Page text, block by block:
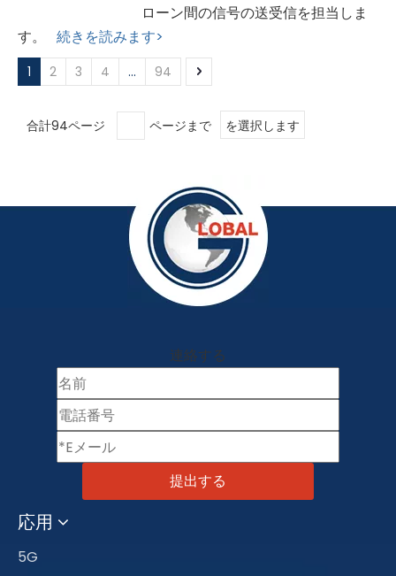
ローン間の信号の送受信を担当しま
す。 続きを読みます>
1 2 3 4 ... 94
合計94ページ ページまで を選択します
連絡する
提出する
応用
5G